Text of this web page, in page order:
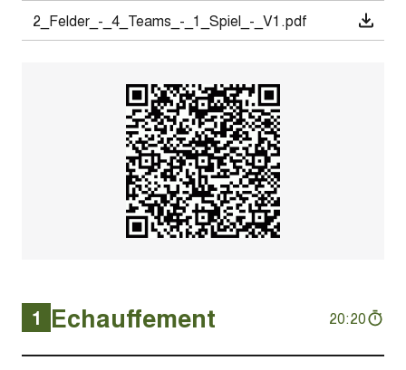
2_Felder_-_4_Teams_-_1_Spiel_-_V1.pdf
1 Echauffement 20:20